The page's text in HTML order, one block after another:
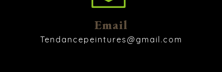
Email
tendancepeintures@gmail.com